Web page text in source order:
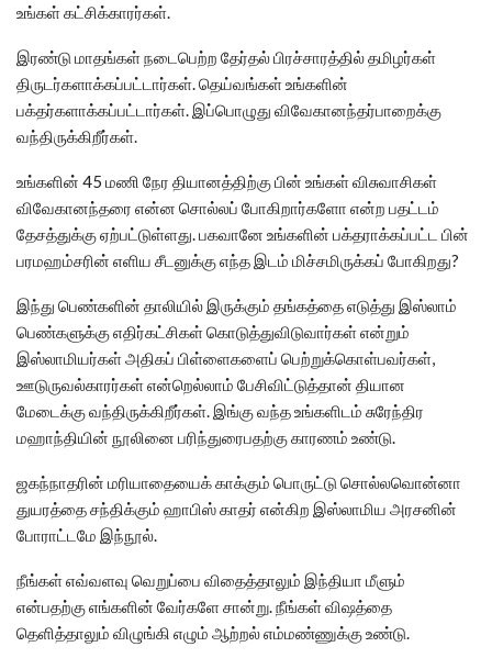
உங்கள் கட்சிக்காரர்கள்.
இரண்டு மாதங்கள் நடைபெற்ற தேர்தல் பிரச்சாரத்தில் தமிழர்கள்
திருடர்களாக்கப்பட்டார்கள். தெய்வங்கள் உங்களின்
பக்தர்களாக்கப்பட்டார்கள். இப்பொழுது விவேகானந்தர்பாறைக்கு
வந்திருக்கிறீர்கள்.
உங்களின் 45 மணி நேர தியானத்திற்கு பின் உங்கள் விசுவாசிகள்
விவேகானந்தரை என்ன சொல்லப் போகிறார்களோ என்ற பதட்டம்
தேசத்துக்கு ஏற்பட்டுள்ளது. பகவானே உங்களின் பக்தராக்கப்பட்ட பின்
பரமஹம்சரின் எளிய சீடனுக்கு எந்த இடம் மிச்சமிருக்கப் போகிறது?
இந்து பெண்களின் தாலியில் இருக்கும் தங்கத்தை எடுத்து இஸ்லாம்
பெண்களுக்கு எதிர்கட்சிகள் கொடுத்துவிடுவார்கள் என்றும்
இஸ்லாமியர்கள் அதிகப் பிள்ளைகளைப் பெற்றுக்கொள்பவர்கள்,
ஊடுருவல்காரர்கள் என்றெல்லாம் பேசிவிட்டுத்தான் தியான
மேடைக்கு வந்திருக்கிறீர்கள். இங்கு வந்த உங்களிடம் சுரேந்திர
மஹாந்தியின் நூலினை பரிந்துரைபதற்கு காரணம் உண்டு.
ஜகந்நாதரின் மரியாதையைக் காக்கும் பொருட்டு சொல்லவொன்னா
துயரத்தை சந்திக்கும் ஹாபிஸ் காதர் என்கிற இஸ்லாமிய அரசனின்
போராட்டமே இந்நூல்.
நீங்கள் எவ்வளவு வெறுப்பை விதைத்தாலும் இந்தியா மீளும்
என்பதற்கு எங்களின் வேர்களே சான்று. நீங்கள் விஷத்தை
தெளித்தாலும் விழுங்கி எழும் ஆற்றல் எம்மண்ணுக்கு உண்டு.